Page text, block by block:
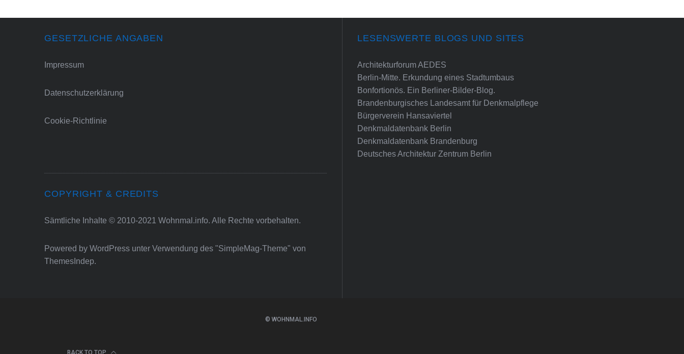
GESETZLICHE ANGABEN
Impressum
Datenschutzerklärung
Cookie-Richtlinie
COPYRIGHT & CREDITS
Sämtliche Inhalte © 2010-2021 Wohnmal.info. Alle Rechte vorbehalten.
Powered by WordPress unter Verwendung des "SimpleMag-Theme" von
ThemesIndep.
LESENSWERTE BLOGS UND SITES
Architekturforum AEDES
Berlin-Mitte. Erkundung eines Stadtumbaus
Bonfortionös. Ein Berliner-Bilder-Blog.
Brandenburgisches Landesamt für Denkmalpflege
Bürgerverein Hansaviertel
Denkmaldatenbank Berlin
Denkmaldatenbank Brandenburg
Deutsches Architektur Zentrum Berlin
© WOHNMAL.INFO
BACK TO TOP